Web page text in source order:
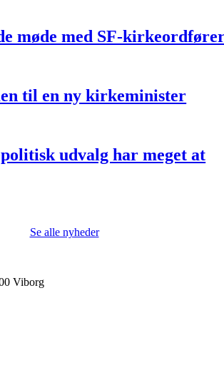
møde med SF-
til en ny kirkeminister
udvalg har meget at
Se alle nyheder
Viborg